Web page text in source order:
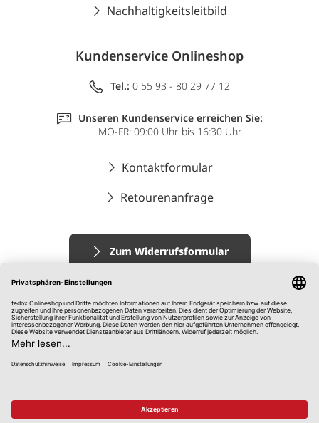
Nachhaltigkeitsleitbild
Kundenservice Onlineshop
Tel.: 0 55 93 - 80 29 77 12
Unseren Kundenservice erreichen Sie:
MO-FR: 09:00 Uhr bis 16:30 Uhr
Kontaktformular
Retourenanfrage
Zum Widerrufsformular
Impressum
AGB
Datenschutz
Hinweisgebersystem